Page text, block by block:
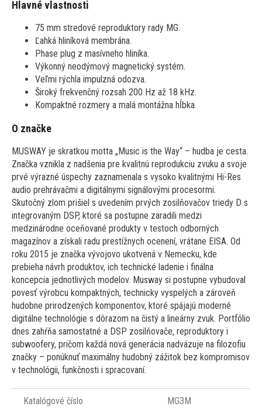
Hlavné vlastnosti
75 mm stredové reproduktory rady MG.
Ľahká hliníková membrána.
Phase plug z masívneho hliníka.
Výkonný neodýmový magnetický systém.
Veľmi rýchla impulzná odozva.
Široký frekvenčný rozsah 200 Hz až 18 kHz.
Kompaktné rozmery a malá montážna hĺbka.
O značke
MUSWAY je skratkou motta „Music is the Way“ – hudba je cesta.
Značka vznikla z nadšenia pre kvalitnú reprodukciu zvuku a svoje
prvé výrazné úspechy zaznamenala s vysoko kvalitnými Hi-Res
audio prehrávačmi a digitálnymi signálovými procesormi.
Skutočný zlom prišiel s uvedením prvých zosilňovačov triedy D s
integrovaným DSP, ktoré sa postupne zaradili medzi
medzinárodne oceňované produkty v testoch odborných
magazínov a získali radu prestížnych ocenení, vrátane EISA. Od
roku 2015 je značka vývojovo ukotvená v Nemecku, kde
prebieha návrh produktov, ich technické ladenie i finálna
koncepcia jednotlivých modelov. Musway si postupne vybudoval
povesť výrobcu kompaktných, technicky vyspelých a zároveň
hudobne prirodzených komponentov, ktoré spájajú moderné
digitálne technológie s dôrazom na čistý a lineárny zvuk. Portfólio
dnes zahŕňa samostatné a DSP zosilňovače, reproduktory i
subwoofery, pričom každá nová generácia nadväzuje na filozofiu
značky – ponúknuť maximálny hudobný zážitok bez kompromisov
v technológii, funkčnosti i spracovaní.
Katalógové číslo MG3M